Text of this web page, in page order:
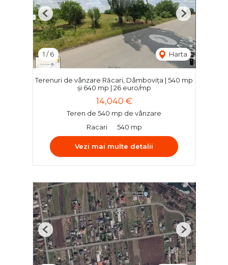
1 /6 Harta
Previous Next
Terenuri de vânzare Răcari, Dâmbovița | 540 mp
și 640 mp | 26 euro/mp
14,040 €
Teren de 540 mp de vânzare
Racari
540 mp
Vezi mai multe detalii
Previous Next